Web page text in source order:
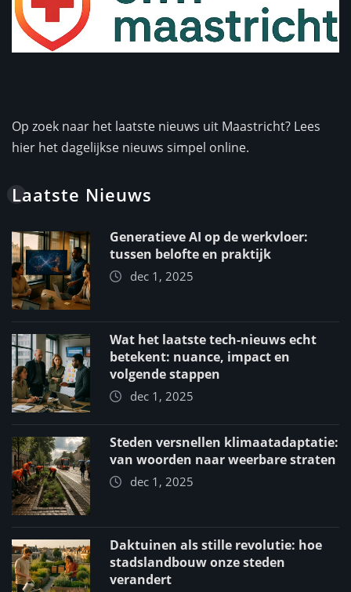
Op zoek naar het laatste nieuws uit Maastricht? Lees
hier het dagelijkse nieuws simpel online.
Laatste Nieuws
Generatieve AI op de werkvloer:
tussen belofte en praktijk
dec 1, 2025
Wat het laatste tech-nieuws echt
betekent: nuance, impact en
volgende stappen
dec 1, 2025
Steden versnellen klimaatadaptatie:
van woorden naar weerbare straten
dec 1, 2025
Daktuinen als stille revolutie: hoe
stadslandbouw onze steden
verandert